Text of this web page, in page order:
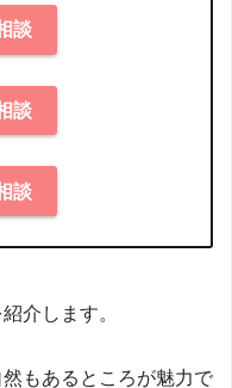
談
談
談
介します。
もあるところが魅力で